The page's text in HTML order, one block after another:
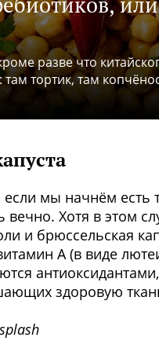
разве что
тортик, там
мы начнём есть
Хотя в этом
и брюссельская
А (в виде
здоровую